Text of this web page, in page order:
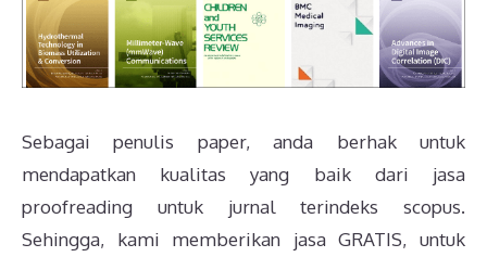
Sebagai penulis paper, anda berhak untuk
mendapatkan kualitas yang baik dari jasa
proofreading untuk jurnal terindeks scopus.
Sehingga, kami memberikan jasa GRATIS, untuk